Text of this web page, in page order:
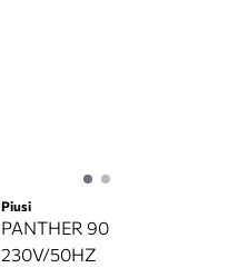
Piusi
PANTHER 90
230V/50HZ